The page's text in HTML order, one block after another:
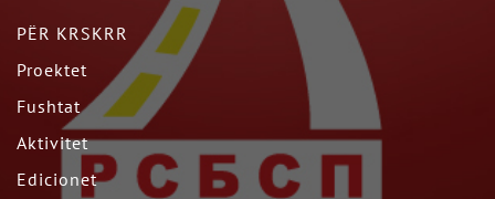
PËR KRSKRR
Proektet
Fushtat
Aktivitet
Edicionet